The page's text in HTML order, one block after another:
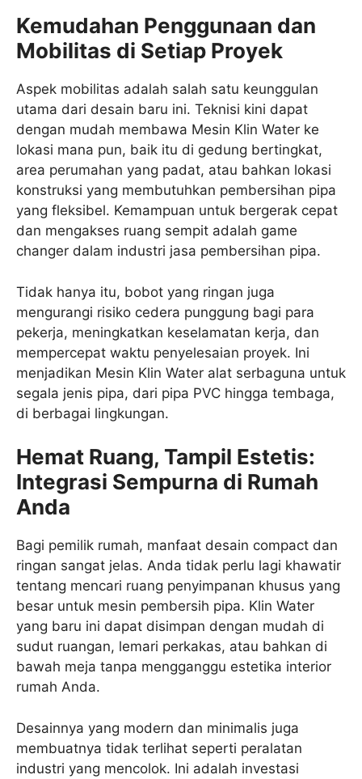
Kemudahan Penggunaan dan
Mobilitas di Setiap Proyek
Aspek mobilitas adalah salah satu keunggulan
utama dari desain baru ini. Teknisi kini dapat
dengan mudah membawa Mesin Klin Water ke
lokasi mana pun, baik itu di gedung bertingkat,
area perumahan yang padat, atau bahkan lokasi
konstruksi yang membutuhkan pembersihan pipa
yang fleksibel. Kemampuan untuk bergerak cepat
dan mengakses ruang sempit adalah game
changer dalam industri jasa pembersihan pipa.
Tidak hanya itu, bobot yang ringan juga
mengurangi risiko cedera punggung bagi para
pekerja, meningkatkan keselamatan kerja, dan
mempercepat waktu penyelesaian proyek. Ini
menjadikan Mesin Klin Water alat serbaguna untuk
segala jenis pipa, dari pipa PVC hingga tembaga,
di berbagai lingkungan.
Hemat Ruang, Tampil Estetis:
Integrasi Sempurna di Rumah
Anda
Bagi pemilik rumah, manfaat desain compact dan
ringan sangat jelas. Anda tidak perlu lagi khawatir
tentang mencari ruang penyimpanan khusus yang
besar untuk mesin pembersih pipa. Klin Water
yang baru ini dapat disimpan dengan mudah di
sudut ruangan, lemari perkakas, atau bahkan di
bawah meja tanpa mengganggu estetika interior
rumah Anda.
Desainnya yang modern dan minimalis juga
membuatnya tidak terlihat seperti peralatan
industri yang mencolok. Ini adalah investasi